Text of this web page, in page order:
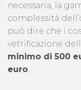
necessaria, la
complessità
può dire che i
vetrificazione
minimo di 500
euro.